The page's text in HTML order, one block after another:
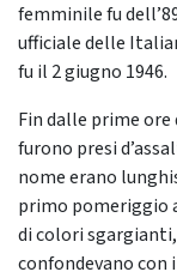
femminile fu
ufficiale delle
fu il 2 giugno 1946.
Fin dalle prime
furono presi
nome erano
primo pomeriggio
di colori
confondevano